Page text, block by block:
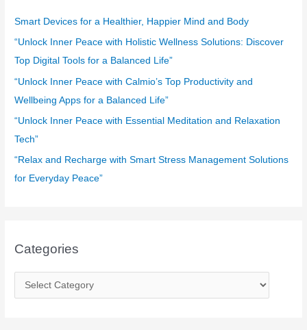
f
o
r
Smart Devices for a Healthier, Happier Mind and Body
“Unlock Inner Peace with Holistic Wellness Solutions: Discover
Top Digital Tools for a Balanced Life”
“Unlock Inner Peace with Calmio’s Top Productivity and
Wellbeing Apps for a Balanced Life”
“Unlock Inner Peace with Essential Meditation and Relaxation
Tech”
“Relax and Recharge with Smart Stress Management Solutions
for Everyday Peace”
Categories
a